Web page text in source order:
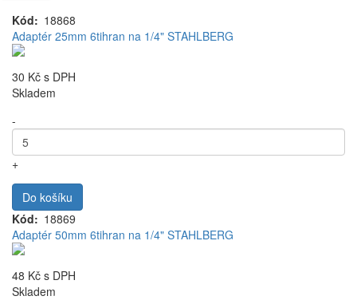
Kód
18868
Adaptér 25mm 6tihran na 1/4" STAHLBERG
30 Kč s DPH
Skladem
-
+
Do košíku
Kód
18869
Adaptér 50mm 6tihran na 1/4" STAHLBERG
48 Kč s DPH
Skladem